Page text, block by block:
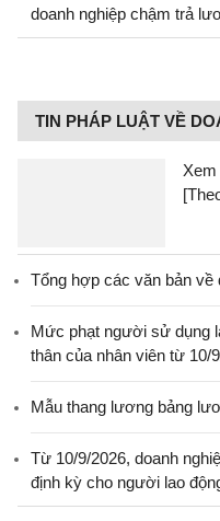
doanh nghiệp chậm trả
TIN PHÁP LUẬT VỀ
Tổng hợp các văn bản về
Mức phạt người sử dụng
thân của nhân viên từ 10/
Mẫu thang lương bảng
Từ 10/9/2026, doanh
định kỳ cho người lao